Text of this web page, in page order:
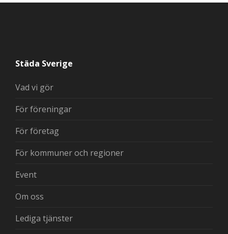
Städa Sverige
Vad vi gör
För föreningar
För företag
För kommuner och regioner
Event
Om oss
Lediga tjänster